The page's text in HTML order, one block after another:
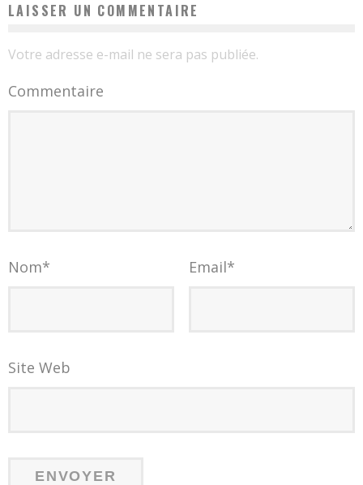
LAISSER UN COMMENTAIRE
Votre adresse e-mail ne sera pas publiée.
Commentaire
Nom* Email*
Site Web